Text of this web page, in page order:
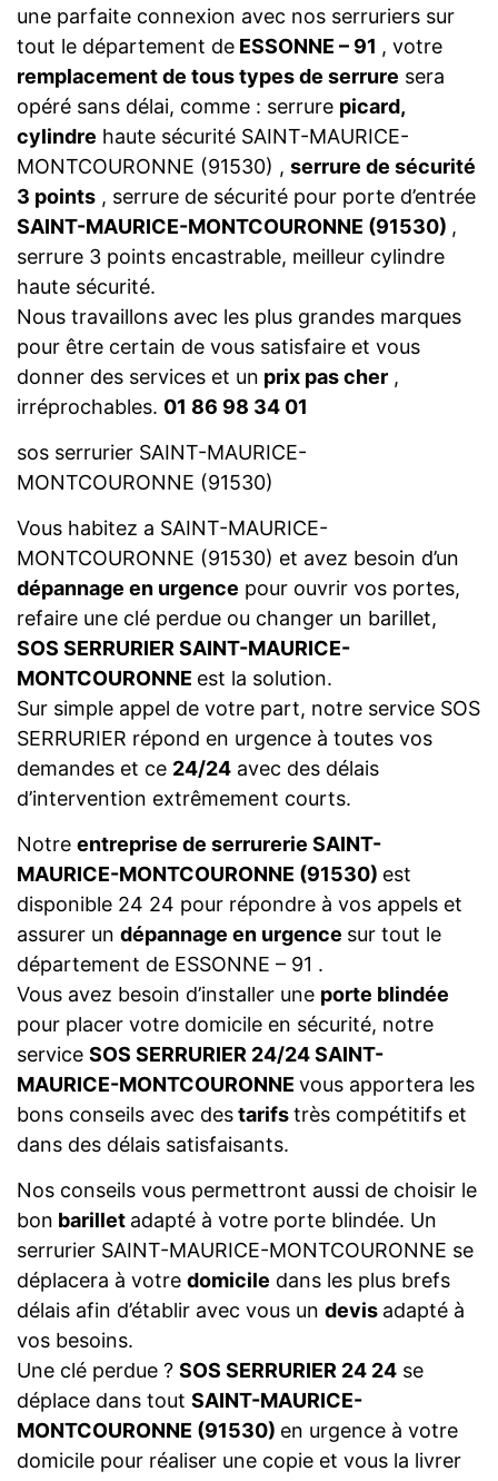
une parfaite connexion avec nos serruriers sur
tout le département de ESSONNE – 91 , votre
remplacement de tous types de serrure sera
opéré sans délai, comme : serrure picard,
cylindre haute sécurité SAINT-MAURICE-
MONTCOURONNE (91530) , serrure de sécurité
3 points , serrure de sécurité pour porte d’entrée
SAINT-MAURICE-MONTCOURONNE (91530) ,
serrure 3 points encastrable, meilleur cylindre
haute sécurité.
Nous travaillons avec les plus grandes marques
pour être certain de vous satisfaire et vous
donner des services et un prix pas cher ,
irréprochables. 01 86 98 34 01
sos serrurier SAINT-MAURICE-
MONTCOURONNE (91530)
Vous habitez a SAINT-MAURICE-
MONTCOURONNE (91530) et avez besoin d’un
dépannage en urgence pour ouvrir vos portes,
refaire une clé perdue ou changer un barillet,
SOS SERRURIER SAINT-MAURICE-
MONTCOURONNE est la solution.
Sur simple appel de votre part, notre service SOS
SERRURIER répond en urgence à toutes vos
demandes et ce 24/24 avec des délais
d’intervention extrêmement courts.
Notre entreprise de serrurerie SAINT-
MAURICE-MONTCOURONNE (91530) est
disponible 24 24 pour répondre à vos appels et
assurer un dépannage en urgence sur tout le
département de ESSONNE – 91 .
Vous avez besoin d’installer une porte blindée
pour placer votre domicile en sécurité, notre
service SOS SERRURIER 24/24 SAINT-
MAURICE-MONTCOURONNE vous apportera les
bons conseils avec destarifstrès compétitifs et
dans des délais satisfaisants.
Nos conseils vous permettront aussi de choisir le
bon barillet adapté à votre porte blindée. Un
serrurier SAINT-MAURICE-MONTCOURONNE se
déplacera à votre domicile dans les plus brefs
délais afin d’établir avec vous un devis adapté à
vos besoins.
Une clé perdue ? SOS SERRURIER 24 24 se
déplace dans tout SAINT-MAURICE-
MONTCOURONNE (91530) en urgence à votre
domicile pour réaliser une copie et vous la livrer